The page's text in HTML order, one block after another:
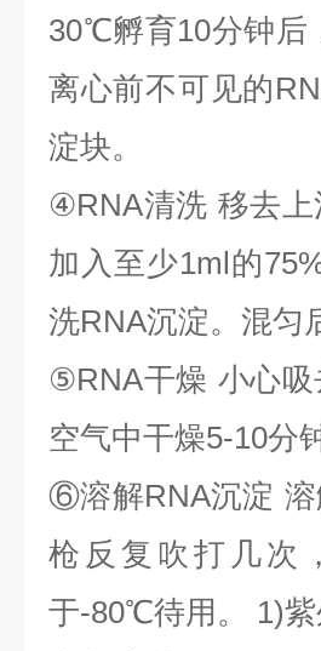
30℃孵育10分钟后
离心前不可见的
淀块。
④RNA清洗 移去
加入至少1ml的
洗RNA沉淀。混匀
⑤RNA干燥 小心
空气中干燥5-10分
⑥溶解RNA沉淀
枪反复吹打几次
于-80℃待用。 1)